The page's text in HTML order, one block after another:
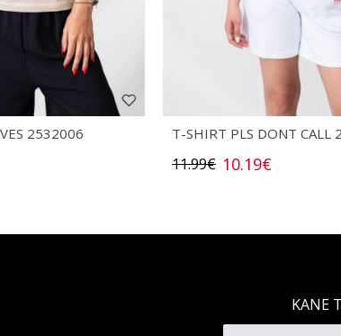
2532006 T-SHIRT PLS DONT CALL
10.19€
11.99€
ΚΑΝΕ